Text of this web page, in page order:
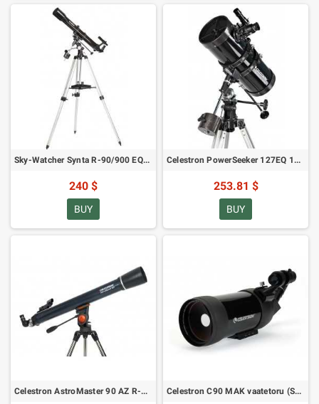
Sky-Watcher Synta R-90/900 EQ-2 teleskoop
240 $
BUY
Celestron PowerSeeker 127EQ 127/1000 (SKU: 21049) teleskoop
253.81 $
BUY
Celestron AstroMaster 90 AZ R-90/1000 astronoomiline teleskoop (SKU: 21063) Celestron C90 MAK vaatetoru (SKU: 52268)